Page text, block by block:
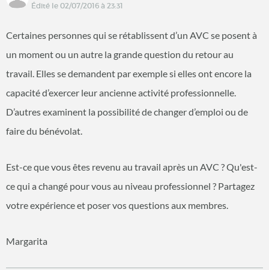
Édité le 02/07/2016 à 23:31
Certaines personnes qui se rétablissent d’un AVC se posent à
un moment ou un autre la grande question du retour au
travail. Elles se demandent par exemple si elles ont encore la
capacité d’exercer leur ancienne activité professionnelle.
D’autres examinent la possibilité de changer d’emploi ou de
faire du bénévolat.
Est-ce que vous êtes revenu au travail après un AVC ? Qu'est-
ce qui a changé pour vous au niveau professionnel ? Partagez
votre expérience et poser vos questions aux membres.
Margarita